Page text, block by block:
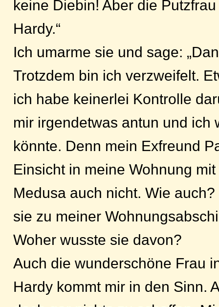
keine Diebin! Aber die
Hardy.“
Ich umarme sie und sage:
Trotzdem bin ich verzweifelt.
ich habe keinerlei Kontrolle
mir irgendetwas antun und ich
könnte. Denn mein Exfreund
Einsicht in meine Wohnung
Medusa auch nicht. Wie
sie zu meiner
Woher wusste sie davon?
Auch die wunderschöne Frau
Hardy kommt mir in den Sinn.